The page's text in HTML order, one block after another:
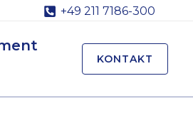
+49 211 7186-300
KONTAKT